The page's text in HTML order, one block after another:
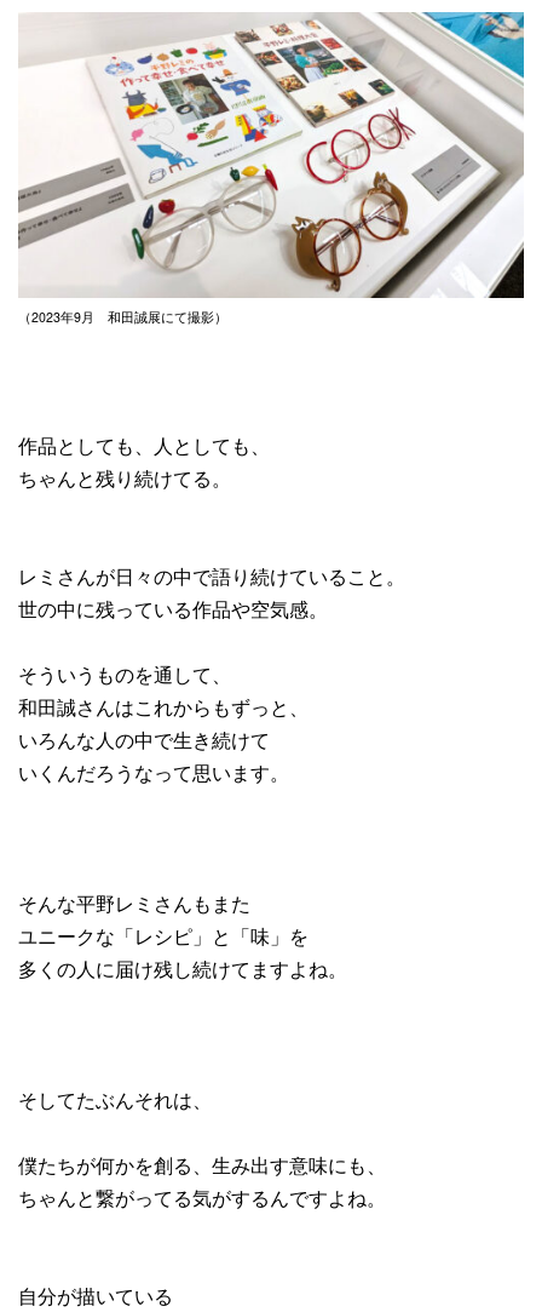
（2023年9月 和田誠展にて撮影）
作品としても、人としても、
ちゃんと残り続けてる。
レミさんが日々の中で語り続けていること。
世の中に残っている作品や空気感。
そういうものを通して、
和田誠さんはこれからもずっと、
いろんな人の中で生き続けて
いくんだろうなって思います。
そんな平野レミさんもまた
ユニークな「レシピ」と「味」を
多くの人に届け残し続けてますよね。
そしてたぶんそれは、
僕たちが何かを創る、生み出す意味にも、
ちゃんと繋がってる気がするんですよね。
自分が描いている